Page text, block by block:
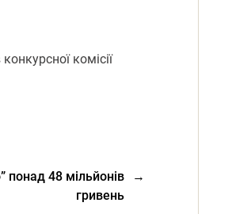
комісії
→
понад 48 мільйонів
гривень